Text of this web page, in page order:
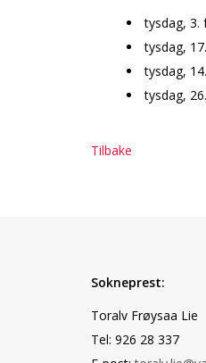
tysdag, 3.
tysdag,
tysdag,
tysdag,
Tilbake
Sokneprest:
Toralv Frøysaa Lie
Tel: 926 28 337